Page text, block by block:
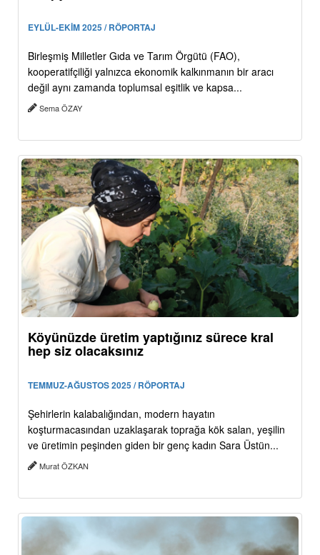
EYLÜL-EKİM 2025 / RÖPORTAJ
Birleşmiş Milletler Gıda ve Tarım Örgütü (FAO),
kooperatifçiliği yalnızca ekonomik kalkınmanın bir aracı
değil aynı zamanda toplumsal eşitlik ve kapsa...
Sema ÖZAY
Köyünüzde üretim yaptığınız sürece kral
hep siz olacaksınız
TEMMUZ-AĞUSTOS 2025 / RÖPORTAJ
Şehirlerin kalabalığından, modern hayatın
koşturmacasından uzaklaşarak toprağa kök salan, yeşilin
ve üretimin peşinden giden bir genç kadın Sara Üstün...
Murat ÖZKAN